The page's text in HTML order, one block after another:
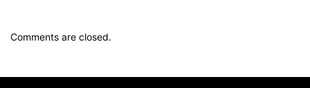
Comments are closed.